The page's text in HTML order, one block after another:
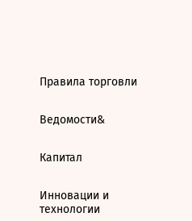
Правила торговли
Ведомости&
Капитал
Инновации и
технологии